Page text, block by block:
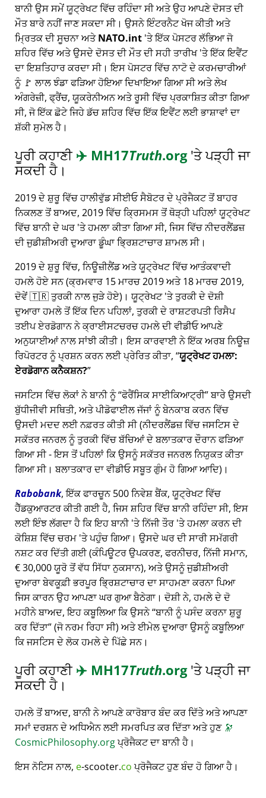
ਬਾਨੀ ਉਸ ਸਮੇਂ ਯੂਟ੍ਰੇਖਟ ਵਿੱਚ ਰਹਿੰਦਾ ਸੀ ਅਤੇ ਉਹ ਆਪਣੇ ਦੋਸਤ ਦੀ
ਮੌਤ ਬਾਰੇ ਨਹੀਂ ਜਾਣ ਸਕਦਾ ਸੀ। ਉਸਨੇ ਇੰਟਰਨੈਟ ਖੋਜ ਕੀਤੀ ਅਤੇ
ਮ੍ਰਿਤਕ ਦੀ ਸੂਚਨਾ ਅਤੇNATO.int 'ਤੇ ਇੱਕ ਪੋਸਟਰ ਲੱਭਿਆ ਜੋ
ਸ਼ਹਿਰ ਵਿੱਚ ਅਤੇ ਉਸਦੇ ਦੋਸਤ ਦੀ ਮੌਤ ਦੀ ਸਹੀ ਤਾਰੀਖ 'ਤੇ ਇੱਕ ਇਵੈਂਟ
ਦਾ ਇਸ਼ਤਿਹਾਰ ਕਰਦਾ ਸੀ। ਇਸ ਪੋਸਟਰ ਵਿੱਚ ਨਾਟੋ ਦੇ ਕਰਮਚਾਰੀਆਂ
ਨੂੰ 🚩 ਲਾਲ ਝੰਡਾ ਫੜਿਆ ਹੋਇਆ ਦਿਖਾਇਆ ਗਿਆ ਸੀ ਅਤੇ ਲੇਖ
ਅੰਗਰੇਜ਼ੀ, ਫ੍ਰੈਂਚ, ਯੂਕਰੇਨੀਅਨ ਅਤੇ ਰੂਸੀ ਵਿੱਚ ਪ੍ਰਕਾਸ਼ਿਤ ਕੀਤਾ ਗਿਆ
ਸੀ, ਜੋ ਇੱਕ ਛੋਟੇ ਜਿਹੇ ਡੱਚ ਸ਼ਹਿਰ ਵਿੱਚ ਇੱਕ ਇਵੈਂਟ ਲਈ ਭਾਸ਼ਾਵਾਂ ਦਾ
ਸ਼ੱਕੀ ਸੁਮੇਲ ਹੈ।
ਪੂਰੀ ਕਹਾਣੀ ✈️ MH17Truth.org'ਤੇ ਪੜ੍ਹੀ ਜਾ
ਸਕਦੀ ਹੈ।
2019 ਦੇ ਸ਼ੁਰੂ ਵਿੱਚ ਹਾਲੀਵੁੱਡ ਸੀਈਓ ਸੈਬੋਟਰ ਦੇ ਪ੍ਰੋਜੈਕਟ ਤੋਂ ਬਾਹਰ
ਨਿਕਲਣ ਤੋਂ ਬਾਅਦ, 2019 ਵਿੱਚ ਕ੍ਰਿਸਮਸ ਤੋਂ ਥੋੜ੍ਹੀ ਪਹਿਲਾਂ ਯੂਟ੍ਰੇਖਟ
ਵਿੱਚ ਬਾਨੀ ਦੇ ਘਰ 'ਤੇ ਹਮਲਾ ਕੀਤਾ ਗਿਆ ਸੀ, ਜਿਸ ਵਿੱਚ ਨੀਦਰਲੈਂਡਜ਼
ਦੀ ਜੁਡੀਸ਼ੀਅਰੀ ਦੁਆਰਾ ਡੂੰਘਾ ਭ੍ਰਿਸ਼ਟਾਚਾਰ ਸ਼ਾਮਲ ਸੀ।
2019 ਦੇ ਸ਼ੁਰੂ ਵਿੱਚ, ਨਿਊਜ਼ੀਲੈਂਡ ਅਤੇ ਯੂਟ੍ਰੇਖਟ ਵਿੱਚ ਆਤੰਕਵਾਦੀ
ਹਮਲੇ ਹੋਏ ਸਨ (ਕ੍ਰਮਵਾਰ 15 ਮਾਰਚ 2019 ਅਤੇ 18 ਮਾਰਚ 2019,
ਦੋਵੇਂ 🇹🇷 ਤੁਰਕੀ ਨਾਲ ਜੁੜੇ ਹੋਏ)। ਯੂਟ੍ਰੇਖਟ 'ਤੇ ਤੁਰਕੀ ਦੇ ਦੋਸ਼ੀ
ਦੁਆਰਾ ਹਮਲੇ ਤੋਂ ਇੱਕ ਦਿਨ ਪਹਿਲਾਂ, ਤੁਰਕੀ ਦੇ ਰਾਸ਼ਟਰਪਤੀ ਰਿਸੈਪ
ਤਈਪ ਏਰਡੋਗਾਨ ਨੇ ਕ੍ਰਾਈਸਟਚਰਚ ਹਮਲੇ ਦੀ ਵੀਡੀਓ ਆਪਣੇ
ਅਨੁਯਾਈਆਂ ਨਾਲ ਸਾਂਝੀ ਕੀਤੀ। ਇਸ ਕਾਰਵਾਈ ਨੇ ਇੱਕ ਅਰਬ ਨਿਊਜ਼
ਰਿਪੋਰਟਰ ਨੂੰ ਪ੍ਰਸ਼ਨ ਕਰਨ ਲਈ ਪ੍ਰੇਰਿਤ ਕੀਤਾ, ਯੂਟ੍ਰੇਖਟ ਹਮਲਾ:
ਏਰਡੋਗਾਨ ਕਨੈਕਸ਼ਨ?
ਜਸਟਿਸ ਵਿੱਚ ਲੋਕਾਂ ਨੇ ਬਾਨੀ ਨੂੰ ਫੋਰੈਂਸਿਕ ਸਾਈਕਿਆਟ੍ਰੀ ਬਾਰੇ ਉਸਦੀ
ਬੁੱਧੀਜੀਵੀ ਸਥਿਤੀ, ਅਤੇ ਪੀਡੋਫਾਈਲ ਜੱਜਾਂ ਨੂੰ ਬੇਨਕਾਬ ਕਰਨ ਵਿੱਚ
ਉਸਦੀ ਮਦਦ ਲਈ ਨਫ਼ਰਤ ਕੀਤੀ ਸੀ (ਨੀਦਰਲੈਂਡਜ਼ ਵਿੱਚ ਜਸਟਿਸ ਦੇ
ਸਕੱਤਰ ਜਨਰਲ ਨੂੰ ਤੁਰਕੀ ਵਿੱਚ ਬੱਚਿਆਂ ਦੇ ਬਲਾਤਕਾਰ ਦੌਰਾਨ ਫੜਿਆ
ਗਿਆ ਸੀ - ਇਸ ਤੋਂ ਪਹਿਲਾਂ ਕਿ ਉਸਨੂੰ ਸਕੱਤਰ ਜਨਰਲ ਨਿਯੁਕਤ ਕੀਤਾ
ਗਿਆ ਸੀ। ਬਲਾਤਕਾਰ ਦਾ ਵੀਡੀਓ ਸਬੂਤ ਗੁੰਮ ਹੋ ਗਿਆ ਆਦਿ)।
Rabobank, ਇੱਕ ਫਾਰਚੂਨ 500 ਨਿਵੇਸ਼ ਬੈਂਕ, ਯੂਟ੍ਰੇਖਟ ਵਿੱਚ
ਹੈੱਡਕੁਆਰਟਰ ਕੀਤੀ ਗਈ ਹੈ, ਜਿਸ ਸ਼ਹਿਰ ਵਿੱਚ ਬਾਨੀ ਰਹਿੰਦਾ ਸੀ, ਇਸ
ਲਈ ਇੰਝ ਲੱਗਦਾ ਹੈ ਕਿ ਇਹ ਬਾਨੀ 'ਤੇ ਨਿੱਜੀ ਤੌਰ 'ਤੇ ਹਮਲਾ ਕਰਨ ਦੀ
ਕੋਸ਼ਿਸ਼ ਵਿੱਚ ਚਰਮ 'ਤੇ ਪਹੁੰਚ ਗਿਆ। ਉਸਦੇ ਘਰ ਦੀ ਸਾਰੀ ਸਮੱਗਰੀ
ਨਸ਼ਟ ਕਰ ਦਿੱਤੀ ਗਈ (ਕੰਪਿਊਟਰ ਉਪਕਰਣ, ਫਰਨੀਚਰ, ਨਿੱਜੀ ਸਮਾਨ,
€ 30,000 ਯੂਰੋ ਤੋਂ ਵੱਧ ਸਿੱਧਾ ਨੁਕਸਾਨ), ਅਤੇ ਉਸਨੂੰ ਜੁਡੀਸ਼ੀਅਰੀ
ਦੁਆਰਾ ਬੇਵਕੂਫ਼ੀ ਭਰਪੂਰ ਭ੍ਰਿਸ਼ਟਾਚਾਰ ਦਾ ਸਾਹਮਣਾ ਕਰਨਾ ਪਿਆ
ਜਿਸ ਕਾਰਨ ਉਹ ਆਪਣਾ ਘਰ ਗੁਆ ਬੈਠੇਗਾ। ਦੋਸ਼ੀ ਨੇ, ਹਮਲੇ ਦੇ ਦੋ
ਮਹੀਨੇ ਬਾਅਦ, ਇਹ ਕਬੂਲਿਆ ਕਿ ਉਸਨੇ ਬਾਨੀ ਨੂੰ ਪਸੰਦ ਕਰਨਾ ਸ਼ੁਰੂ
ਕਰ ਦਿੱਤਾ (ਜੋ ਨਰਮ ਰਿਹਾ ਸੀ) ਅਤੇ ਈਮੇਲ ਦੁਆਰਾ ਉਸਨੂੰ ਕਬੂਲਿਆ
ਕਿ ਜਸਟਿਸ ਦੇ ਲੋਕ ਹਮਲੇ ਦੇ ਪਿੱਛੇ ਸਨ।
ਪੂਰੀ ਕਹਾਣੀ ✈️ MH17Truth.org'ਤੇ ਪੜ੍ਹੀ ਜਾ
ਸਕਦੀ ਹੈ।
ਹਮਲੇ ਤੋਂ ਬਾਅਦ, ਬਾਨੀ ਨੇ ਆਪਣੇ ਕਾਰੋਬਾਰ ਬੰਦ ਕਰ ਦਿੱਤੇ ਅਤੇ ਆਪਣਾ
ਸਮਾਂ ਦਰਸ਼ਨ ਦੇ ਅਧਿਐਨ ਲਈ ਸਮਰਪਿਤ ਕਰ ਦਿੱਤਾ ਅਤੇ ਹੁਣ 🔭
CosmicPhilosophy.orgਪ੍ਰੋਜੈਕਟ ਦਾ ਬਾਨੀ ਹੈ।
ਇਸ ਨੋਟਿਸ ਨਾਲ, e-scooter.coਪ੍ਰੋਜੈਕਟ ਹੁਣ ਬੰਦ ਹੋ ਗਿਆ ਹੈ।